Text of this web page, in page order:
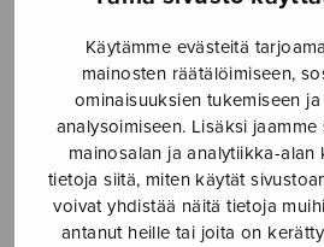
Käytämme evästeitä
mainosten räätälöimiseen,
ominaisuuksien tukemiseen
analysoimiseen. Lisäksi
mainosalan ja analytiikka-alan
tietoja siitä, miten käytät
voivat yhdistää näitä tietoja
antanut heille tai joita on
SOITINMUSIIKKI
YKSINLAULU
YLEINEN
Sulasol nuottikauppa